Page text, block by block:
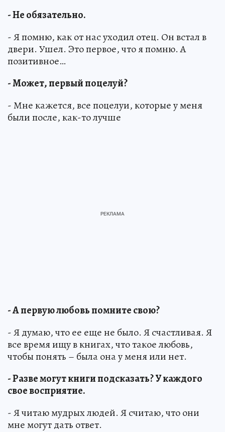
- Не обязательно.
- Я помню, как от нас уходил отец. Он встал в
двери. Ушел. Это первое, что я помню. А
позитивное…
- Может, первый поцелуй?
- Мне кажется, все поцелуи, которые у меня
были после, как-то лучше
- А первую любовь помните свою?
- Я думаю, что ее еще не было. Я счастливая. Я
все время ищу в книгах, что такое любовь,
чтобы понять – была она у меня или нет.
- Разве могут книги подсказать? У каждого
свое восприятие.
- Я читаю мудрых людей. Я считаю, что они
мне могут дать ответ.